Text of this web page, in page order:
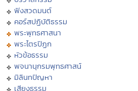
ฟังสวดมนต์
คอร์สปฏิบัติธรรม
พระพุทธศาสนา
พระไตรปิฏก
หัวข้อธรรม
พจนานุกรมพุทธศาสน์
มิลินทปัญหา
เสียงธรรม